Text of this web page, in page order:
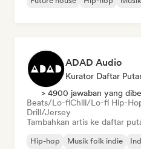
ADAD Audio
Kurator Daftar
> 4900 jawaban yang
Beats/Lo-fiChill/Lo-fi Hip-
Drill/Jersey
Tambahkan artis ke daftar
Hip-hop Musik folk indie